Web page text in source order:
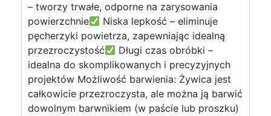
– tworzy trwałe, odporne na zarysowania
powierzchnie
Niska lepkość – eliminuje
pęcherzyki powietrza, zapewniając idealną
przezroczystość
Długi czas obróbki –
idealna do skomplikowanych i precyzyjnych
projektów Możliwość barwienia: Żywica jest
całkowicie przezroczysta, ale można ją barwić
dowolnym barwnikiem (w paście lub proszku)